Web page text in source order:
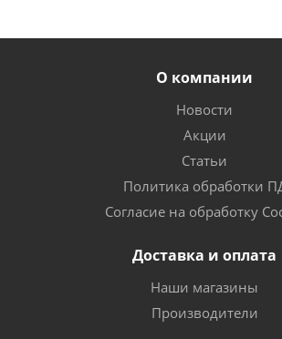
О компании
Новости
Акции
Статьи
Политика обработки
Согласие на обработку
Доставка и оплата
Наши магазины
Производители